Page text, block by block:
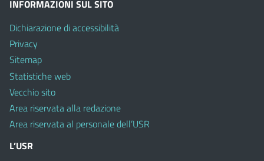
INFORMAZIONI SUL SITO
Dichiarazione di accessibilità
Privacy
Sitemap
Statistiche web
Vecchio sito
Area riservata alla redazione
Area riservata al personale dell’USR
L’USR